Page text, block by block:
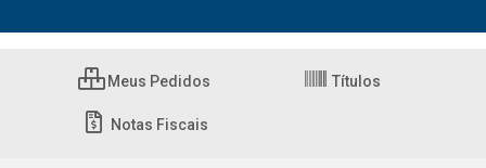
Meus Pedidos Títulos
Notas Fiscais